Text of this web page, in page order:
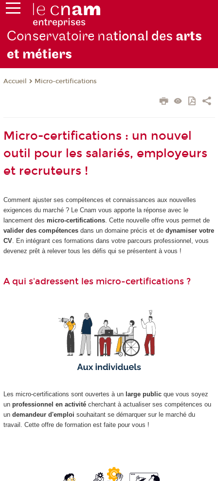
Conservatoire national des arts
et métiers
Accueil Micro-certifications
Micro-certifications : un nouvel
outil pour les salariés, employeurs
et recruteurs !
Comment ajuster ses compétences et connaissances aux nouvelles
exigences du marché ? Le Cnam vous apporte la réponse avec le
lancement des micro-certifications. Cette nouvelle offre vous permet de
valider des compétencesdans un domaine précis et de dynamiser votre
CV. En intégrant ces formations dans votre parcours professionnel, vous
devenez prêt à relever tous les défis qui se présentent à vous !
A qui s'adressent les micro-certifications ?
Les micro-certifications sont ouvertes à un large publicque vous soyez
un professionnel en activitécherchant à actualiser ses compétences ou
un demandeur d'emploi souhaitant se démarquer sur le marché du
travail. Cette offre de formation est faite pour vous !